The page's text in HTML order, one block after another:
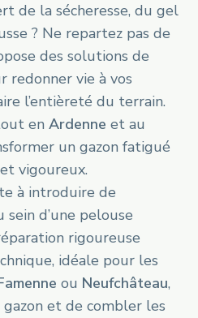
de la sécheresse, du gel
? Ne repartez pas de
des solutions de
redonner vie à vos
l’entièreté du terrain.
en Ardenne et au
un gazon fatigué
vigoureux.
à introduire de
sein d’une pelouse
rigoureuse
idéale pour les
ou Neufchâteau,
et de combler les